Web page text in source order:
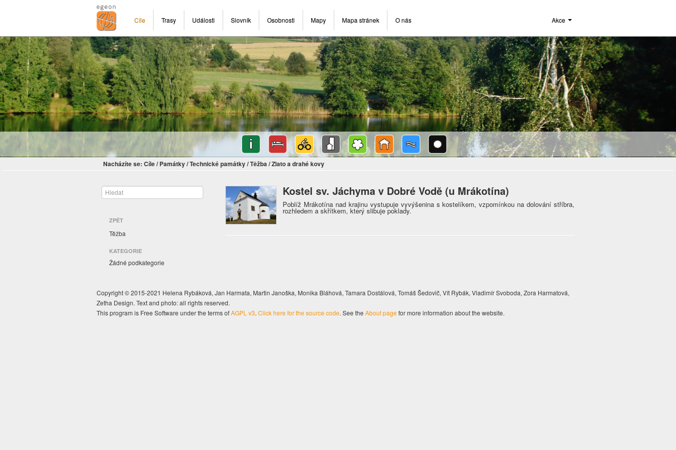
Cíle Trasy Události Slovník Osobnosti Mapy Mapa stránek O nás Akce
Nacházíte se: Cíle/ Památky/Technické památky/Těžba/Zlato a drahé kovy
ZPĚT
Těžba
KATEGORIE
Žádné podkategorie
Kostel sv. Jáchyma v Dobré Vodě (u Mrákotína)
Poblíž Mrákotína nad krajinu vystupuje vyvýšenina s kostelíkem, vzpomínkou na dolování stříbra,
rozhledem a skřítkem, který slibuje poklady.
Copyright © 2015-2021 Helena Rybáková, Jan Harmata, Martin Janoška, Monika Bláhová, Tamara Dostálová, Tomáš Šedovič, Vít Rybák, Vladimír Svoboda, Zora Harmatová,
Zetha Design. Text and photo: all rights reserved.
This program is Free Software under the terms ofAGPL v3. Click here for the source code. See the About pagefor more information about the website.